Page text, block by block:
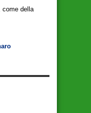
come della